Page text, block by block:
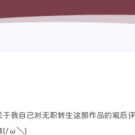
于我自己对无职转生这部作品的观后
(/ω＼)
于本站